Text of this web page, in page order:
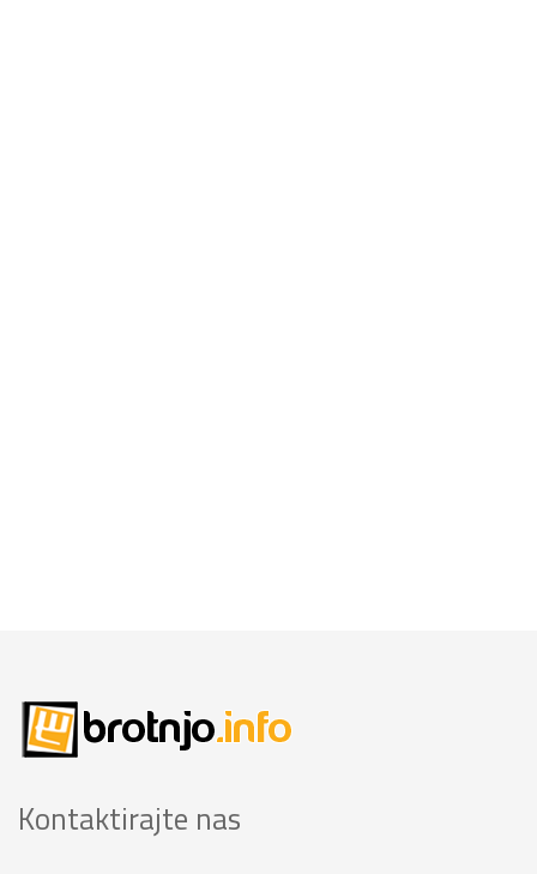
Kontaktirajte nas